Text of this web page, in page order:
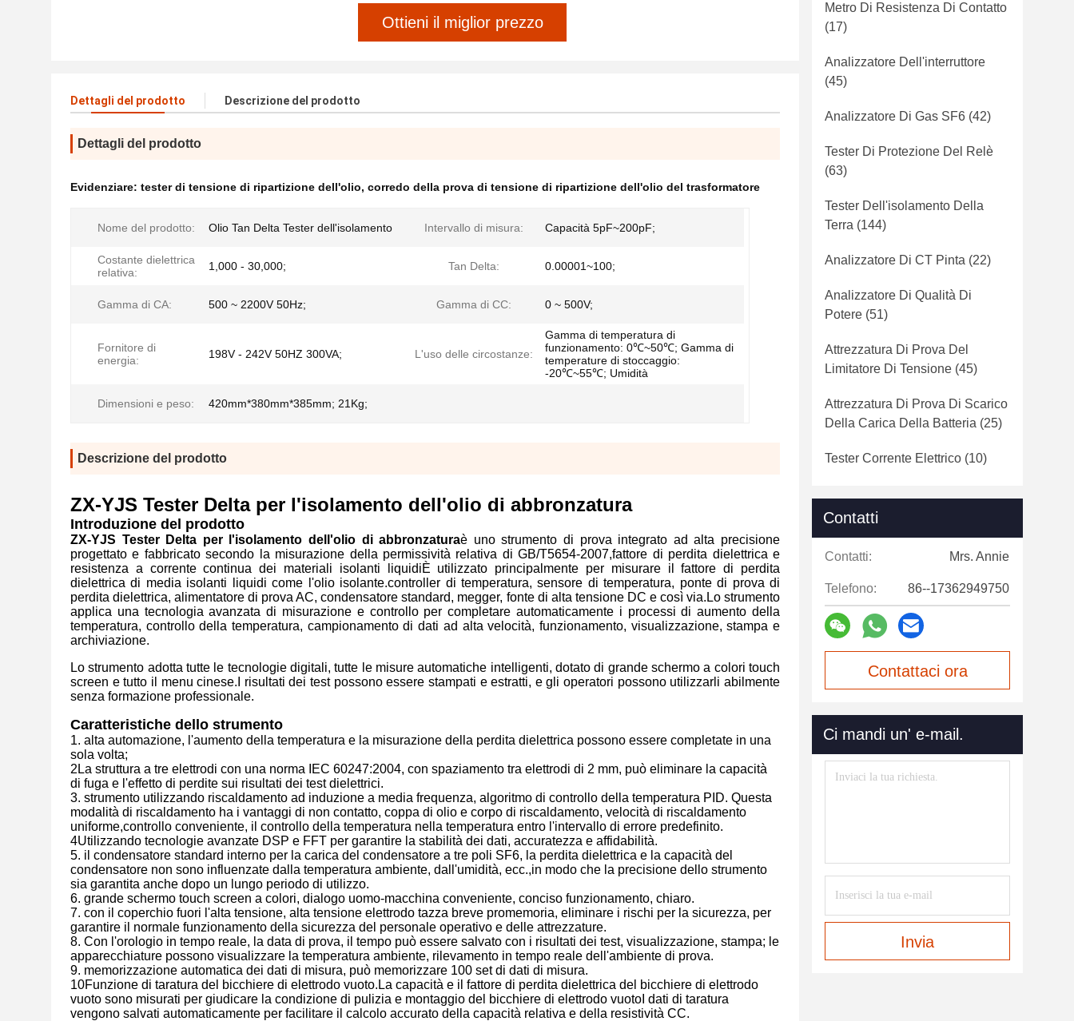
Ottieni il miglior prezzo
Dettagli del prodotto Descrizione del prodotto
Dettagli del prodotto
Evidenziare: tester di tensione di ripartizione dell'olio, corredo della prova di tensione di ripartizione dell'olio del trasformatore
Nome del prodotto: Olio Tan Delta Tester dell'isolamento Intervallo di misura: Capacità 5pF~200pF;
Costante dielettrica
relativa:
1,000 - 30,000; Tan Delta: 0.00001~100;
Gamma di CA: 500 ~ 2200V 50Hz; Gamma di CC: 0 ~ 500V;
Fornitore di
energia:
198V - 242V 50HZ 300VA; L'uso delle circostanze:
Gamma di temperatura di
funzionamento: 0℃~50℃; Gamma di
temperature di stoccaggio:
-20℃~55℃; Umidità
Dimensioni e peso: 420mm*380mm*385mm; 21Kg;
Descrizione del prodotto
ZX-YJS Tester Delta per l'isolamento dell'olio di abbronzatura
Introduzione del prodotto
ZX-YJS Tester Delta per l'isolamento dell'olio di abbronzaturaè uno strumento di prova integrato ad alta precisione
progettato e fabbricato secondo la misurazione della permissività relativa di GB/T5654-2007,fattore di perdita dielettrica e
resistenza a corrente continua dei materiali isolanti liquidiÈ utilizzato principalmente per misurare il fattore di perdita
dielettrica di media isolanti liquidi come l'olio isolante.controller di temperatura, sensore di temperatura, ponte di prova di
perdita dielettrica, alimentatore di prova AC, condensatore standard, megger, fonte di alta tensione DC e così via.Lo strumento
applica una tecnologia avanzata di misurazione e controllo per completare automaticamente i processi di aumento della
temperatura, controllo della temperatura, campionamento di dati ad alta velocità, funzionamento, visualizzazione, stampa e
archiviazione.
Lo strumento adotta tutte le tecnologie digitali, tutte le misure automatiche intelligenti, dotato di grande schermo a colori touch
screen e tutto il menu cinese.I risultati dei test possono essere stampati e estratti, e gli operatori possono utilizzarli abilmente
senza formazione professionale.
Caratteristiche dello strumento
1. alta automazione, l'aumento della temperatura e la misurazione della perdita dielettrica possono essere completate in una
sola volta;
2La struttura a tre elettrodi con una norma IEC 60247:2004, con spaziamento tra elettrodi di 2 mm, può eliminare la capacità
di fuga e l'effetto di perdite sui risultati dei test dielettrici.
3. strumento utilizzando riscaldamento ad induzione a media frequenza, algoritmo di controllo della temperatura PID. Questa
modalità di riscaldamento ha i vantaggi di non contatto, coppa di olio e corpo di riscaldamento, velocità di riscaldamento
uniforme,controllo conveniente, il controllo della temperatura nella temperatura entro l'intervallo di errore predefinito.
4Utilizzando tecnologie avanzate DSP e FFT per garantire la stabilità dei dati, accuratezza e affidabilità.
5. il condensatore standard interno per la carica del condensatore a tre poli SF6, la perdita dielettrica e la capacità del
condensatore non sono influenzate dalla temperatura ambiente, dall'umidità, ecc.,in modo che la precisione dello strumento
sia garantita anche dopo un lungo periodo di utilizzo.
6. grande schermo touch screen a colori, dialogo uomo-macchina conveniente, conciso funzionamento, chiaro.
7. con il coperchio fuori l'alta tensione, alta tensione elettrodo tazza breve promemoria, eliminare i rischi per la sicurezza, per
garantire il normale funzionamento della sicurezza del personale operativo e delle attrezzature.
8. Con l'orologio in tempo reale, la data di prova, il tempo può essere salvato con i risultati dei test, visualizzazione, stampa; le
apparecchiature possono visualizzare la temperatura ambiente, rilevamento in tempo reale dell'ambiente di prova.
9. memorizzazione automatica dei dati di misura, può memorizzare 100 set di dati di misura.
10Funzione di taratura del bicchiere di elettrodo vuoto.La capacità e il fattore di perdita dielettrica del bicchiere di elettrodo
vuoto sono misurati per giudicare la condizione di pulizia e montaggio del bicchiere di elettrodo vuotoI dati di taratura
vengono salvati automaticamente per facilitare il calcolo accurato della capacità relativa e della resistività CC.
Metro Di Resistenza Di Contatto
(17)
Analizzatore Dell'interruttore
(45)
Analizzatore Di Gas SF6 (42)
Tester Di Protezione Del Relè
(63)
Tester Dell'isolamento Della
Terra (144)
Analizzatore Di CT Pinta (22)
Analizzatore Di Qualità Di
Potere (51)
Attrezzatura Di Prova Del
Limitatore Di Tensione (45)
Attrezzatura Di Prova Di Scarico
Della Carica Della Batteria (25)
Tester Corrente Elettrico (10)
Contatti
Contatti: Mrs. Annie
Telefono: 86--17362949750
Contattaci ora
Ci mandi un' e-mail.
Invia